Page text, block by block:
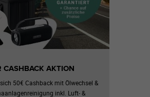
CASHBACK AKTION
50€ Cashback mit Ölwechsel &
inkl. Luft‑ &